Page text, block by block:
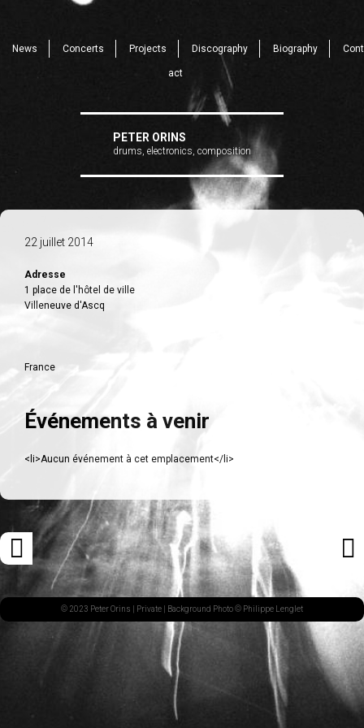
News Concerts Projects Discography Biography Cont
act
PETER ORINS
drums, electronics, composition
22 juillet 2014
Adresse
1 place de l'hôtel de ville
Villeneuve d'Ascq
France
Événements à venir
<li>Aucun événement à cet emplacement</li>
Navigation
des
articles
ARTICLE
PRÉCÉDENT© 2023 Peter Orins | Private | Background Photo © Philippe Lenglet